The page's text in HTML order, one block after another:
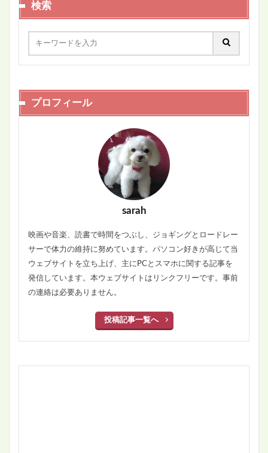
検索
プロフィール
sarah
映画や音楽、読書で時間をつぶし、ジョギングとロードレー
サーで体力の維持に努めています。パソコン好きが高じて当
ウェブサイトを立ち上げ、主にPCとスマホに関する記事を
発信しています。本ウェブサイトはリンクフリーです。事前
の連絡は必要ありません。
投稿記事一覧へ